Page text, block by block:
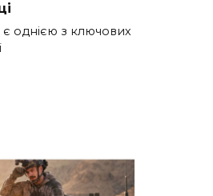
однією з ключових